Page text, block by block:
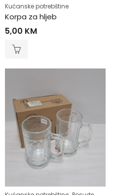
Kućanske potrebštine
Korpa za hljeb
5,00 KM